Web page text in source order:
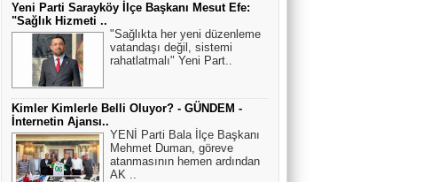
Yeni Parti Sarayköy İlçe Başkanı Mesut Efe:
"Sağlık Hizmeti ..
"Sağlıkta her yeni düzenleme
vatandaşı değil, sistemi
rahatlatmalı" Yeni Part..
Kimler Kimlerle Belli Oluyor? - GÜNDEM -
İnternetin Ajansı..
YENİ Parti Bala İlçe Başkanı
Mehmet Duman, göreve
atanmasının hemen ardından
AK ..